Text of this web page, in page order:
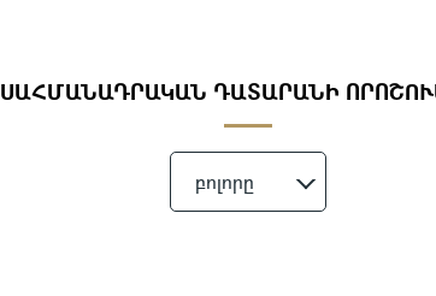
ՍԱՀՄԱՆԱԴՐԱԿԱՆ ԴԱՏԱՐԱՆԻ
բոլորը